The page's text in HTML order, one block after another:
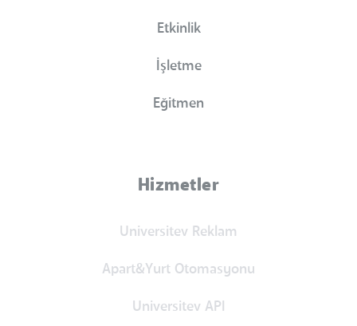
Etkinlik
İşletme
Eğitmen
Hizmetler
Universitev Reklam
Apart&Yurt Otomasyonu
Universitev API